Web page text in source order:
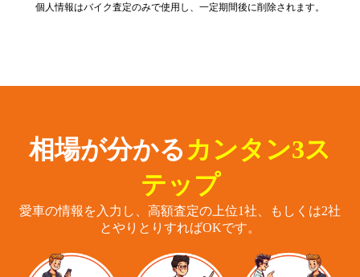
個人情報はバイク査定のみで使用し、一定期間後に削除されます。
相場が分かる カンタン3ス
テップ
愛車の情報を入力し、高額査定の上位1社、もしくは2社
とやりとりすればOKです。